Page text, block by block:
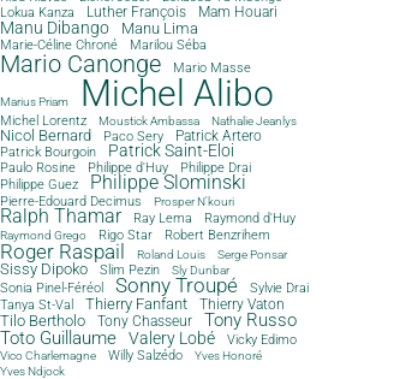
Lokua Kanza
Luther François Mam Houari
Manu Dibango Manu Lima
Marie-Céline Chroné Marilou Séba
Mario Canonge Mario Masse
Marius Priam Michel Alibo
Michel Lorentz Moustick Ambassa Nathalie Jeanlys
Nicol Bernard Paco Sery
Patrick Artero
Patrick Bourgoin
Patrick Saint-Eloi
Paulo Rosine Philippe d'Huy
Philippe Drai
Philippe Guez
Philippe Slominski
Pierre-Edouard Decimus Prosper N'kouri
Ralph Thamar Ray Lema Raymond d'Huy
Raymond Grego Rigo Star Robert Benzrihem
Roger Raspail Roland Louis Serge Ponsar
Sissy Dipoko Slim Pezin Sly Dunbar
Sonia Pinel-Féréol Sonny Troupé Sylvie Drai
Tanya St-Val Thierry Fanfant Thierry Vaton
Tilo Bertholo Tony Chasseur
Tony Russo
Toto Guillaume
Valery Lobé Vicky Edimo
Vico Charlemagne Willy Salzédo
Yves Honoré
Yves Ndjock